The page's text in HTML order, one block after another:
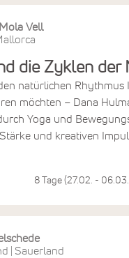
Vell
die Zyklen der
natürlichen Rhythmus
möchten – Dana
Yoga und
und kreativen
8 Tage (27.02. -
Sauerland